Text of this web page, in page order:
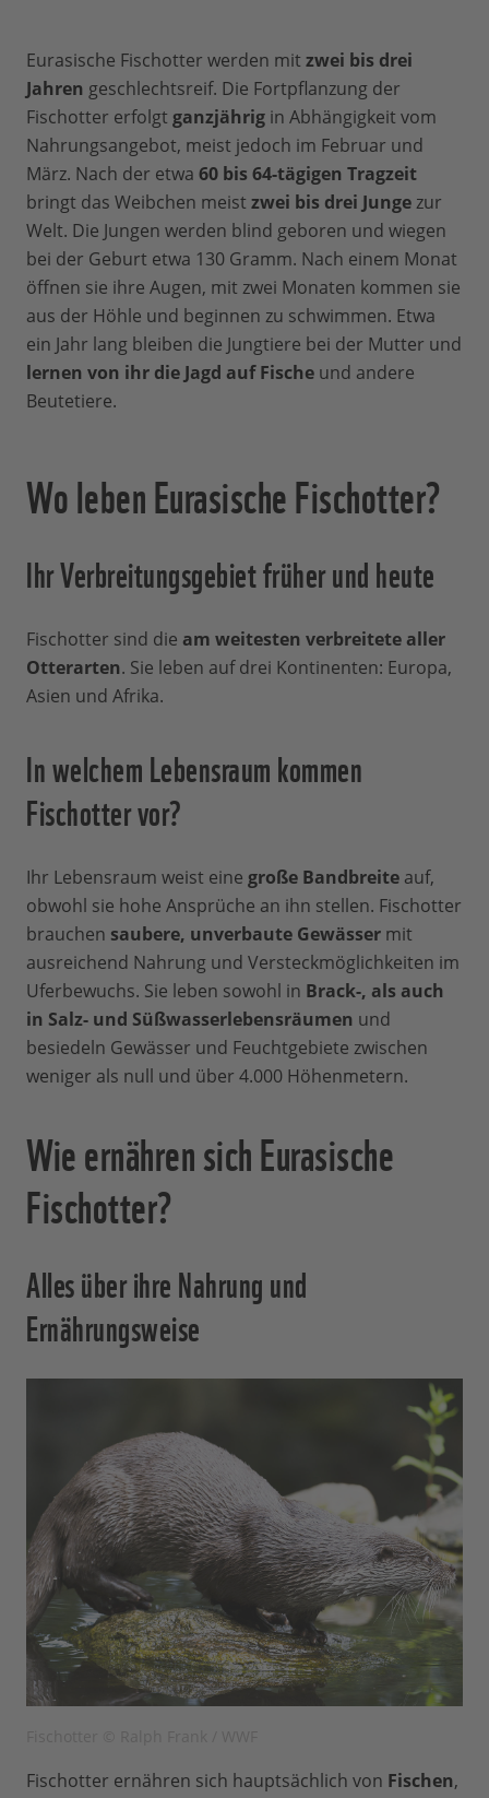
Eurasische Fischotter werden mit zwei bis drei
Jahren geschlechtsreif. Die Fortpflanzung der
Fischotter erfolgt ganzjährig in Abhängigkeit vom
Nahrungsangebot, meist jedoch im Februar und
März. Nach der etwa 60 bis 64-tägigen Tragzeit
bringt das Weibchen meist zwei bis drei Jungezur
Welt. Die Jungen werden blind geboren und wiegen
bei der Geburt etwa 130 Gramm. Nach einem Monat
öffnen sie ihre Augen, mit zwei Monaten kommen sie
aus der Höhle und beginnen zu schwimmen. Etwa
ein Jahr lang bleiben die Jungtiere bei der Mutter und
lernen von ihr die Jagd auf Fische und andere
Beutetiere.
Wo leben Eurasische Fischotter?
Ihr Verbreitungsgebiet früher und heute
Fischotter sind die am weitesten verbreitete aller
Otterarten. Sie leben auf drei Kontinenten: Europa,
Asien und Afrika.
In welchem Lebensraum kommen
Fischotter vor?
Ihr Lebensraum weist eine große Bandbreite auf,
obwohl sie hohe Ansprüche an ihn stellen. Fischotter
brauchen saubere, unverbaute Gewässer mit
ausreichend Nahrung und Versteckmöglichkeiten im
Uferbewuchs. Sie leben sowohl in Brack-, als auch
in Salz- und Süßwasserlebensräumen und
besiedeln Gewässer und Feuchtgebiete zwischen
weniger als null und über 4.000 Höhenmetern.
Wie ernähren sich Eurasische
Fischotter?
Alles über ihre Nahrung und
Ernährungsweise
Fischotter ernähren sich hauptsächlich von Fischen,